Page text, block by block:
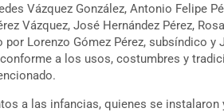
Vázquez González, Antonio Felipe
Vázquez, José Hernández Pérez,
Lorenzo Gómez Pérez, subsíndico y
a los usos, costumbres y
a las infancias, quienes se